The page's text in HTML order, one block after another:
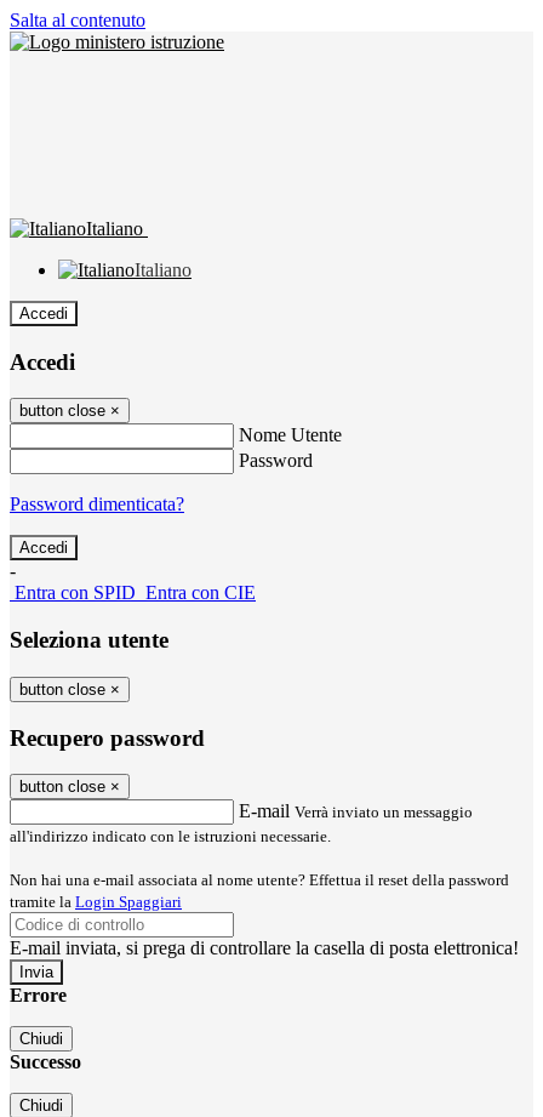
Salta al contenuto
Italiano
Italiano
Accedi
Accedi
button close ×
Nome Utente
Password
Password dimenticata?
-
Entra con SPID Entra con CIE
Seleziona utente
button close ×
Recupero password
button close ×
E-mail Verrà inviato un messaggio
all'indirizzo indicato con le istruzioni necessarie.
Non hai una e-mail associata al nome utente? Effettua il reset della password
tramite la Login Spaggiari
E-mail inviata, si prega di controllare la casella di posta elettronica!
Errore
Chiudi
Successo
Chiudi